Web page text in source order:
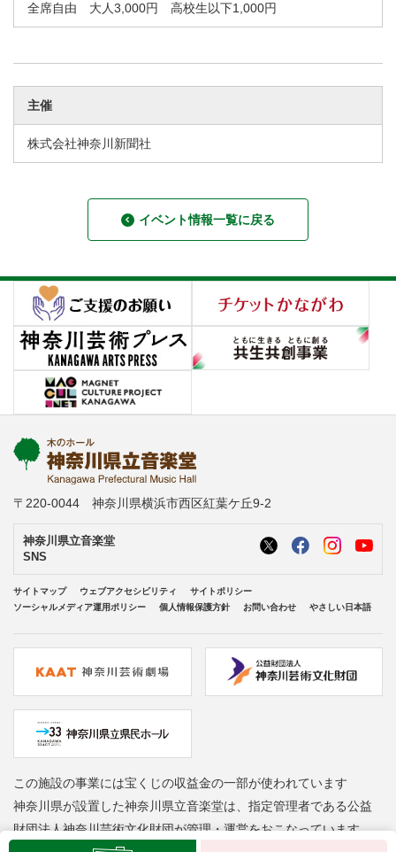
全席自由 大人3,000円 高校生以下1,000円
主催
株式会社神奈川新聞社
イベント情報一覧に戻る
〒220-0044 神奈川県横浜市西区紅葉ケ丘9-2
神奈川県立音楽堂
SNS
サイトマップ ウェブアクセシビリティ
サイトポリシー
ソーシャルメディア運用ポリシー
個人情報保護方針 お問い合わせ やさしい日本語
この施設の事業には宝くじの収益金の一部が使われています
神奈川県が設置した神奈川県立音楽堂は、指定管理者である公益
財団法人神奈川芸術文化財団が管理・運営をおこなっています